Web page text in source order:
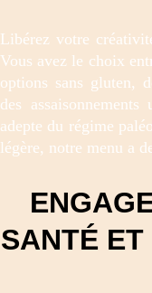
Libérez votre
Vous avez le choix
options sans gluten,
des
adepte du régime
légère, notre menu a
SANTÉ